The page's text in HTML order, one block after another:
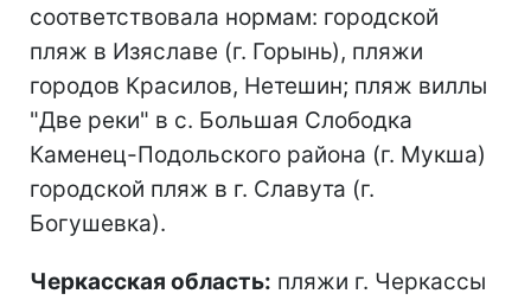
соответствовала нормам: городской
пляж в Изяславе (г. Горынь), пляжи
городов Красилов, Нетешин; пляж виллы
"Две реки" в с. Большая Слободка
Каменец-Подольского района (г. Мукша)
городской пляж в г. Славута (г.
Богушевка).
Черкасская область: пляжи г. Черкассы